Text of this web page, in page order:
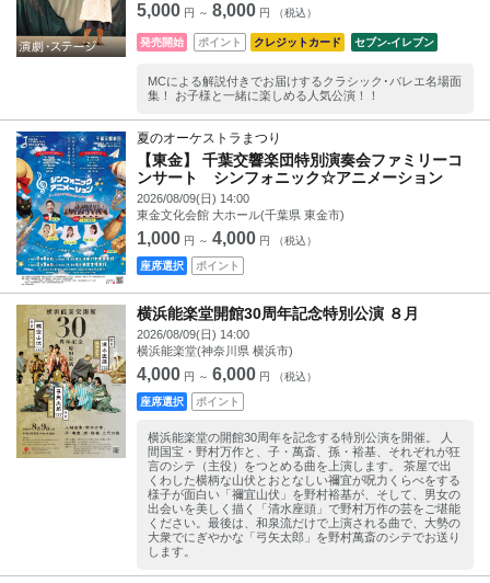
5,000 円 ～ 8,000 円 （税込）
発売開始 ポイント クレジットカード セブン‐イレブン
MCによる解説付きでお届けするクラシック･バレエ名場面
集！ お子様と一緒に楽しめる人気公演！！
夏のオーケストラまつり
【東金】 千葉交響楽団特別演奏会ファミリーコ
ンサート シンフォニック☆アニメーション
2026/08/09(日) 14:00
東金文化会館 大ホール(千葉県 東金市)
1,000 円 ～ 4,000 円 （税込）
座席選択 ポイント
横浜能楽堂開館30周年記念特別公演 ８月
2026/08/09(日) 14:00
横浜能楽堂(神奈川県 横浜市)
4,000 円 ～ 6,000 円 （税込）
座席選択 ポイント
横浜能楽堂の開館30周年を記念する特別公演を開催。 人
間国宝・野村万作と、子・萬斎、孫・裕基、それぞれが狂
言のシテ（主役）をつとめる曲を上演します。 茶屋で出
くわした横柄な山伏とおとなしい禰宜が呪力くらべをする
様子が面白い「禰宜山伏」を野村裕基が、そして、男女の
出会いを美しく描く「清水座頭」で野村万作の芸をご堪能
ください。最後は、和泉流だけで上演される曲で、大勢の
大衆でにぎやかな「弓矢太郎」を野村萬斎のシテでお送り
します。